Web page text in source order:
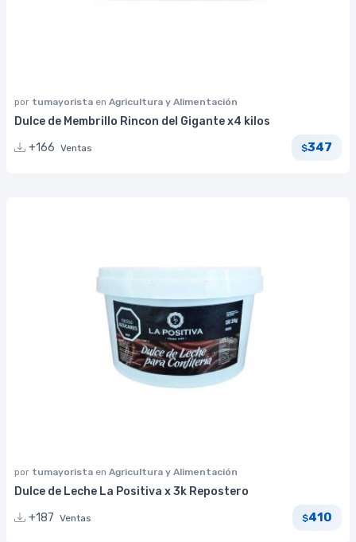
por tumayorista en Agricultura y Alimentación
Dulce de Membrillo Rincon del Gigante x4 kilos
+166 Ventas $347
por tumayorista en Agricultura y Alimentación
Dulce de Leche La Positiva x 3k Repostero
+187 Ventas $410